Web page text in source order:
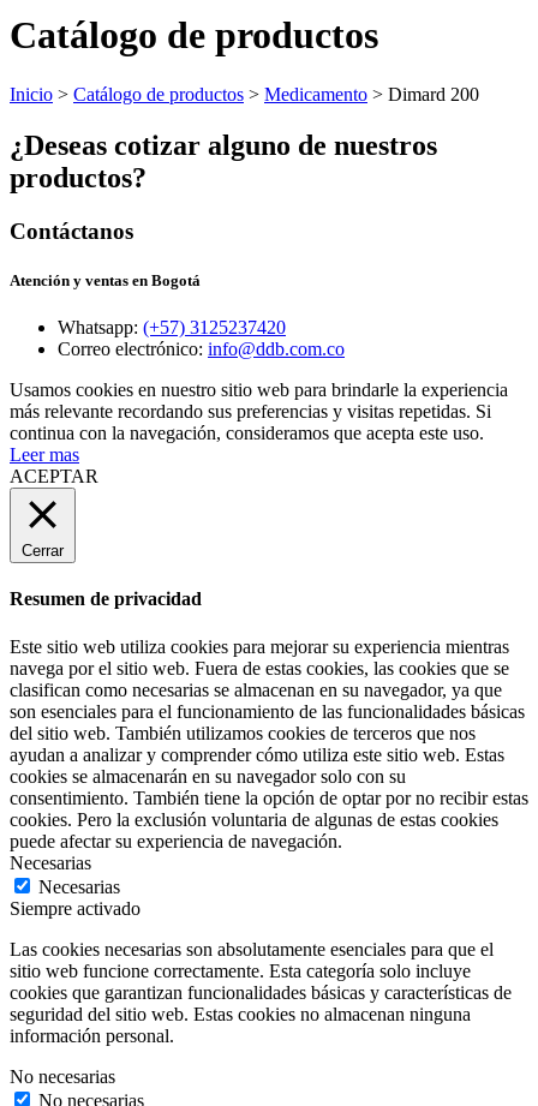
Catálogo de productos
Inicio > Catálogo de productos > Medicamento > Dimard 200
¿Deseas cotizar alguno de nuestros
productos?
Contáctanos
Atención y ventas en Bogotá
Whatsapp: (+57) 3125237420
Correo electrónico: info@ddb.com.co
Usamos cookies en nuestro sitio web para brindarle la experiencia
más relevante recordando sus preferencias y visitas repetidas. Si
continua con la navegación, consideramos que acepta este uso.
Leer mas
ACEPTAR
Cerrar
Resumen de privacidad
Este sitio web utiliza cookies para mejorar su experiencia mientras
navega por el sitio web. Fuera de estas cookies, las cookies que se
clasifican como necesarias se almacenan en su navegador, ya que
son esenciales para el funcionamiento de las funcionalidades básicas
del sitio web. También utilizamos cookies de terceros que nos
ayudan a analizar y comprender cómo utiliza este sitio web. Estas
cookies se almacenarán en su navegador solo con su
consentimiento. También tiene la opción de optar por no recibir estas
cookies. Pero la exclusión voluntaria de algunas de estas cookies
puede afectar su experiencia de navegación.
Necesarias
Necesarias
Siempre activado
Las cookies necesarias son absolutamente esenciales para que el
sitio web funcione correctamente. Esta categoría solo incluye
cookies que garantizan funcionalidades básicas y características de
seguridad del sitio web. Estas cookies no almacenan ninguna
información personal.
No necesarias
No necesarias